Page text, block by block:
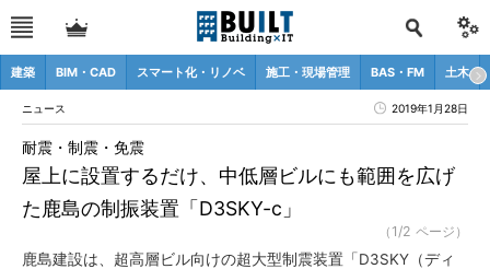
建築 BIM・CAD スマート化・リノベ 施工・現場管理 BAS・FM 土木
ニュース 2019年1月28日
屋上に設置するだけ、中低層ビルにも範囲を広げ
た鹿島の制振装置「D3SKY-c」
耐震・制震・免震
（1/2 ページ）
鹿島建設は、超高層ビル向けの超大型制震装置「D3SKY（ディ